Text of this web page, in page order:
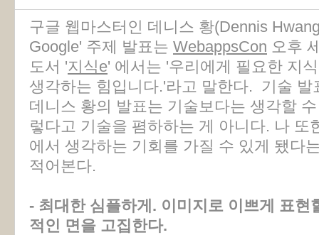
구글 웹마스터인 데니스 황(Dennis
Google' 주제 발표는 WebappsCon 오후
도서 '지식e' 에서는 '우리에게 필요한 지
생각하는 힘입니다.'라고 말한다. 기술 발
데니스 황의 발표는 기술보다는 생각할
렇다고 기술을 폄하하는 게 아니다. 나 또
에서 생각하는 기회를 가질 수 있게 됐다
적어본다.
- 최대한 심플하게. 이미지로 이쁘게 표현
적인 면을 고집한다.